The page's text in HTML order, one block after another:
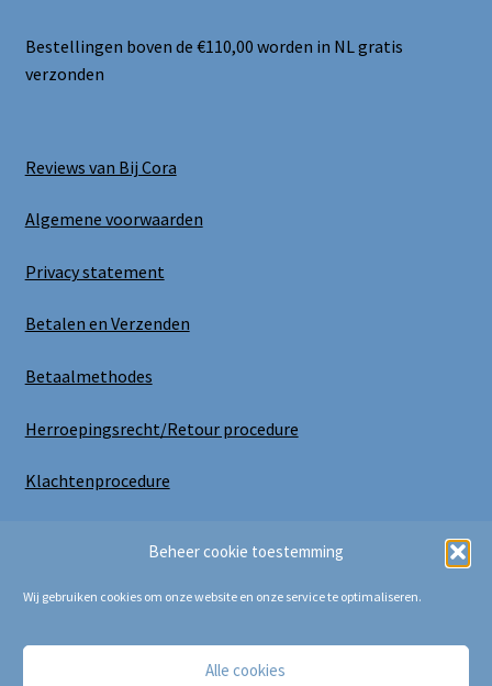
Beheer cookie toestemming
Wij gebruiken cookies om onze website en onze service te optimaliseren.
Alle cookies
Bestellingen boven de €110,00 worden in NL gratis
verzonden
Reviews van Bij Cora
Algemene voorwaarden
Privacy statement
Betalen en Verzenden
Betaalmethodes
Herroepingsrecht/Retour procedure
Klachtenprocedure